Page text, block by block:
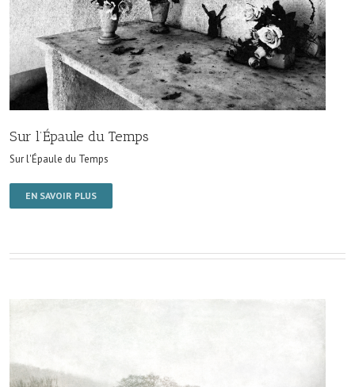
Sur l’Épaule du Temps
Sur l'Épaule du Temps
EN SAVOIR PLUS